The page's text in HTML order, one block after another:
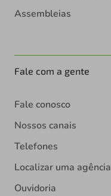
Assembleias
Fale com a gente
Fale conosco
Nossos canais
Telefones
Localizar uma agência
Ouvidoria